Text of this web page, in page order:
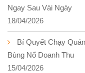
Ngay Sau Vài Ngày
18/04/2026
Bí Quyết Chạy
Bùng Nổ Doanh Thu
15/04/2026